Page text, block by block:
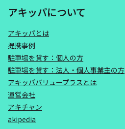
アキッパについて
アキッパとは
提携事例
駐車場を貸す：個人の方
駐車場を貸す：法人・個人事業主の方
アキッパバリュープラスとは
運営会社
アキチャン
akipedia